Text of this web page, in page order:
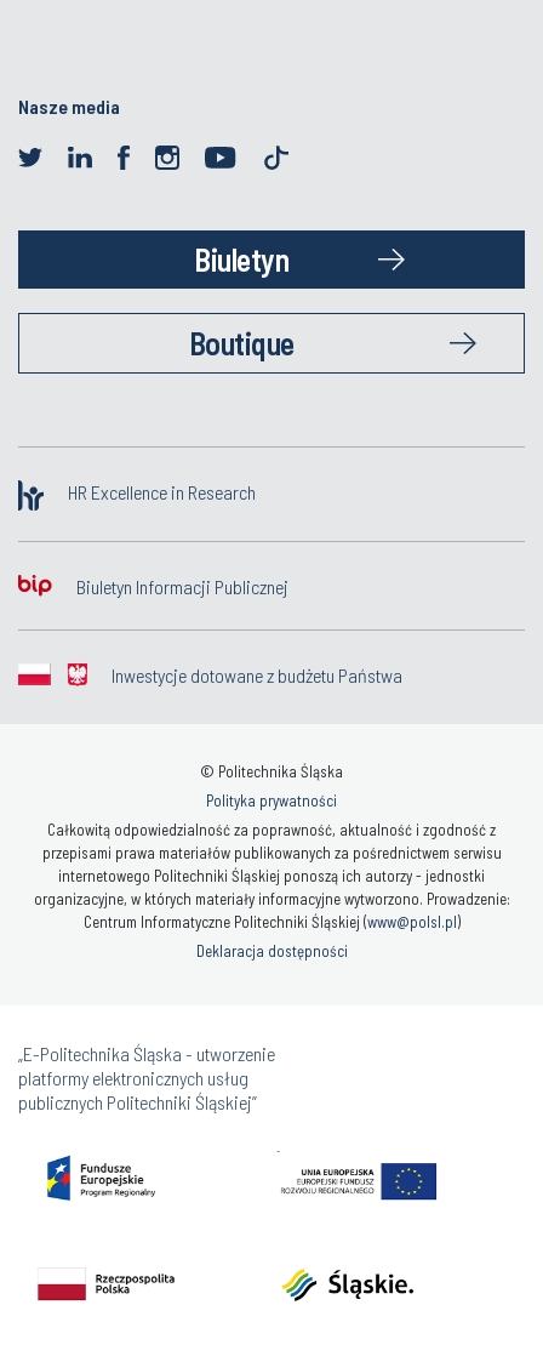
Nasze media
Biuletyn
Boutique
HR Excellence in Research
Biuletyn Informacji Publicznej
Inwestycje dotowane z budżetu Państwa
© Politechnika Śląska
Polityka prywatności
Całkowitą odpowiedzialność za poprawność, aktualność i zgodność z
przepisami prawa materiałów publikowanych za pośrednictwem serwisu
internetowego Politechniki Śląskiej ponoszą ich autorzy - jednostki
organizacyjne, w których materiały informacyjne wytworzono. Prowadzenie:
Centrum Informatyczne Politechniki Śląskiej (www@polsl.pl)
Deklaracja dostępności
„E-Politechnika Śląska - utworzenie
platformy elektronicznych usług
publicznych Politechniki Śląskiej”